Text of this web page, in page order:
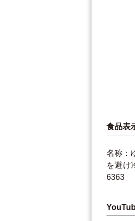
食品表
名称：
を避け
6363